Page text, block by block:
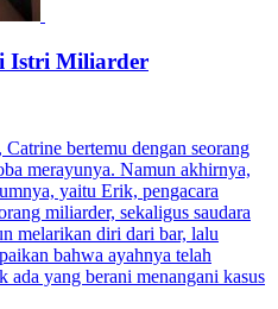
Istri Miliarder
bertemu dengan seorang
merayunya. Namun akhirnya,
yaitu Erik, pengacara
miliarder, sekaligus saudara
melarikan diri dari bar, lalu
bahwa ayahnya telah
yang berani menangani kasus